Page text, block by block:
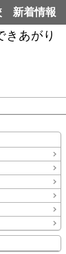
新着情報
きあがり